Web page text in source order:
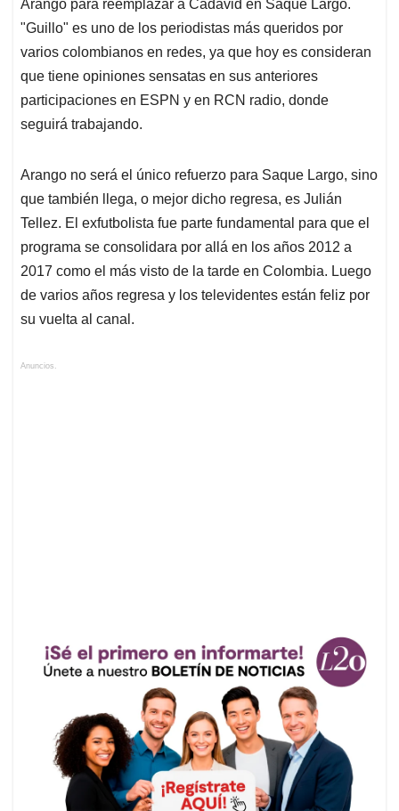
Arango para reemplazar a Cadavid en Saque Largo.
"Guillo" es uno de los periodistas más queridos por
varios colombianos en redes, ya que hoy es consideran
que tiene opiniones sensatas en sus anteriores
participaciones en ESPN y en RCN radio, donde
seguirá trabajando.
Arango no será el único refuerzo para Saque Largo, sino
que también llega, o mejor dicho regresa, es Julián
Tellez. El exfutbolista fue parte fundamental para que el
programa se consolidara por allá en los años 2012 a
2017 como el más visto de la tarde en Colombia. Luego
de varios años regresa y los televidentes están feliz por
su vuelta al canal.
Anuncios.